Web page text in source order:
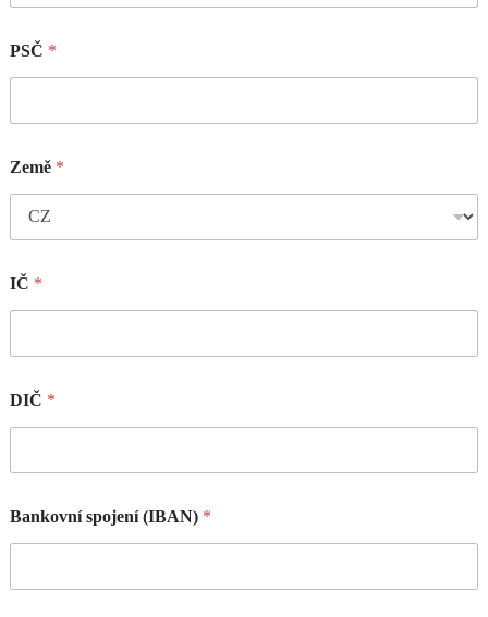
PSČ *
Země *
IČ *
DIČ *
Bankovní spojení (IBAN) *